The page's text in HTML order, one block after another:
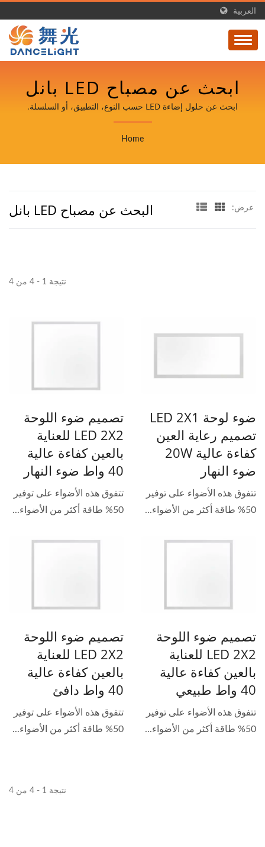
العربية
ابحث عن مصباح LED بانل
| أضواء LED موفرة
عالي - DANCELIGHT
ابحث عن حلول إضاءة LED حسب النوع، التطبيق، أو السلسلة.
Home
البحث عن مصباح LED بانل عرض:
نتيجة 1 - 4 من 4
ضوء لوحة LED 2X1
تصميم رعاية العين
كفاءة عالية 20W
ضوء النهار
تتفوق هذه الأضواء على توفير
50% طاقة أكثر من الأضواء...
تصميم ضوء اللوحة
LED 2X2 للعناية
بالعين كفاءة عالية
40 واط ضوء النهار
تتفوق هذه الأضواء على توفير
50% طاقة أكثر من الأضواء...
تصميم ضوء اللوحة
LED 2X2 للعناية
بالعين كفاءة عالية
40 واط طبيعي
تتفوق هذه الأضواء على توفير
50% طاقة أكثر من الأضواء...
تصميم ضوء اللوحة
LED 2X2 للعناية
بالعين كفاءة عالية
40 واط دافئ
تتفوق هذه الأضواء على توفير
50% طاقة أكثر من الأضواء...
نتيجة 1 - 4 من 4